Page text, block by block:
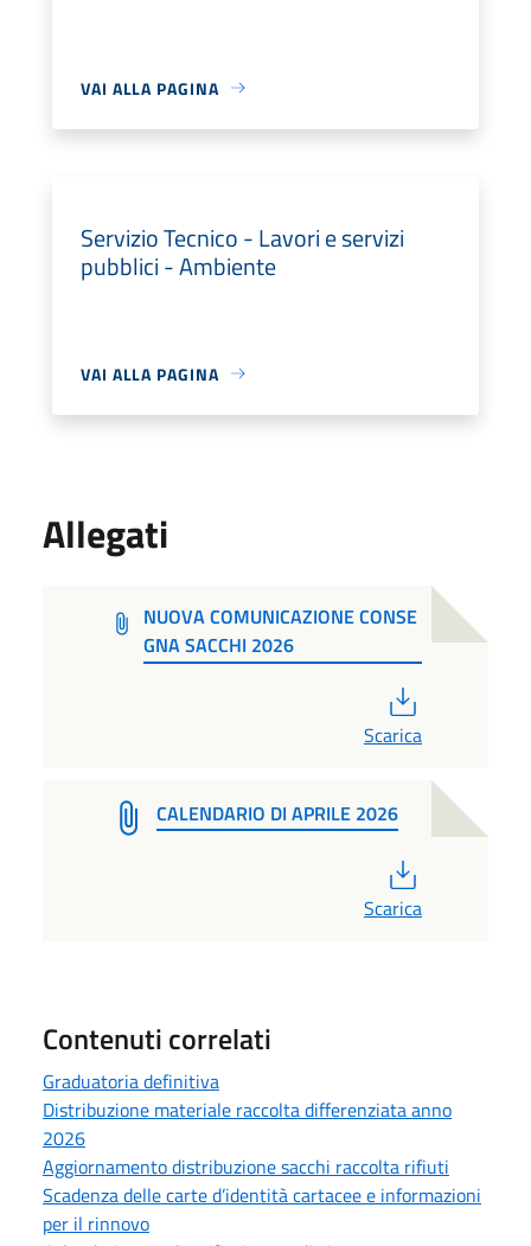
VAI ALLA PAGINA
Servizio Tecnico - Lavori e servizi
pubblici - Ambiente
VAI ALLA PAGINA
Allegati
NUOVA COMUNICAZIONE CONSE
GNA SACCHI 2026
Scarica
CALENDARIO DI APRILE 2026
Scarica
Contenuti correlati
Graduatoria definitiva
Distribuzione materiale raccolta differenziata anno
2026
Aggiornamento distribuzione sacchi raccolta rifiuti
Scadenza delle carte d’identità cartacee e informazioni
per il rinnovo